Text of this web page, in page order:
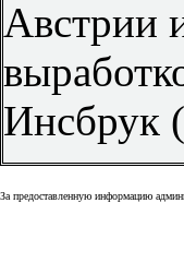
Австрии
Инсбрук
За предоставленную информацию